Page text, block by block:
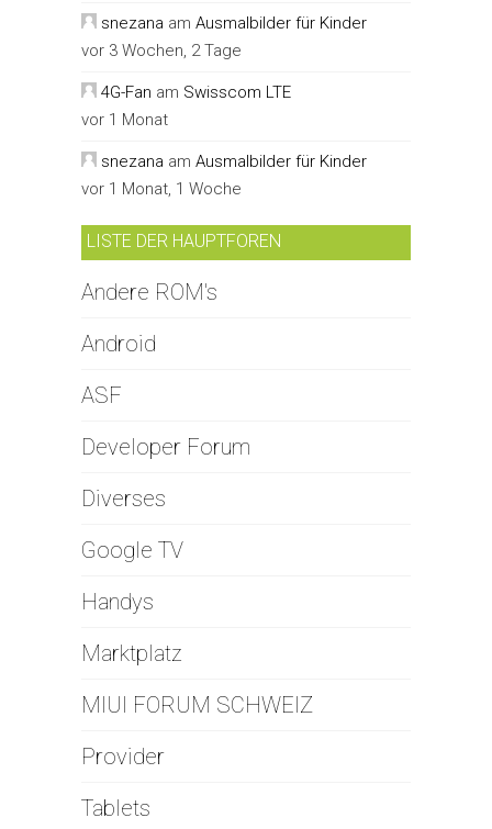
snezana am Ausmalbilder für Kinder
vor 3 Wochen, 2 Tage
4G-Fan am Swisscom LTE
vor 1 Monat
snezana am Ausmalbilder für Kinder
vor 1 Monat, 1 Woche
LISTE DER HAUPTFOREN
Andere ROM's
Android
ASF
Developer Forum
Diverses
Google TV
Handys
Marktplatz
MIUI FORUM SCHWEIZ
Provider
Tablets